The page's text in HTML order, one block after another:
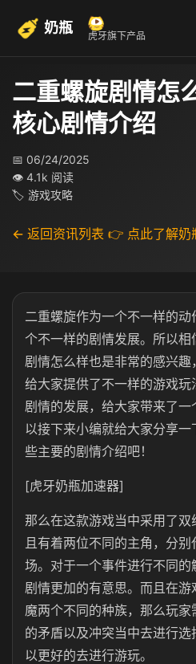
奶瓶 虎牙旗下产品
二重螺旋剧情怎
核心剧情介绍
📅 06/24/2025
👁 4.1k 阅读
🏷 游戏攻略
← 返回资讯列表 👉 点此了解奶
二重螺旋作为一个不一样的
个不一样的剧情发展。所以
剧情怎么样也是非常的感兴趣
给大家提供了不一样的游戏
剧情的发展，给大家带来了
以接下来小编就给大家分享
些主要的剧情介绍吧！
[虎牙奶瓶加速器]
那么在这款游戏当中采用了
且有着两位不同的主角，分
场。对于一个事件进行不同
剧情更加的有意思。而且在
魔两个不同的种族，那么玩
的矛盾以及冲突当中去进行
以更好的去进行游玩。